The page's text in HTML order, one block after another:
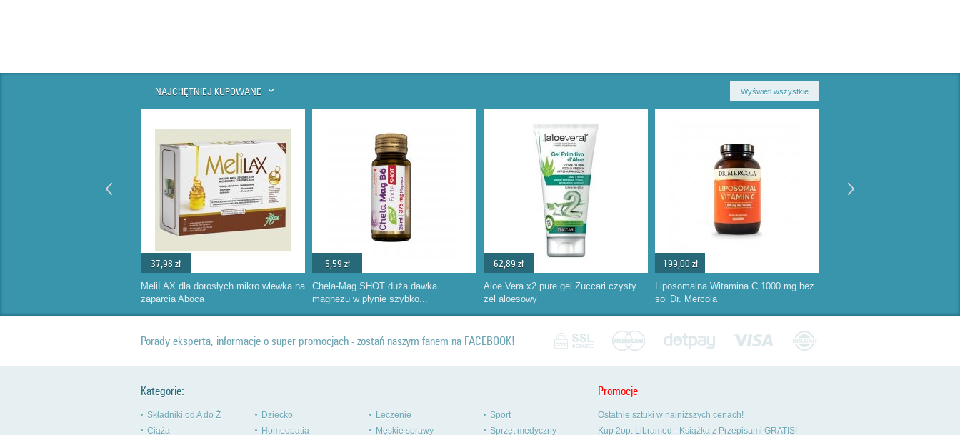
NAJCHĘTNIEJ KUPOWANE Wyświetl wszystkie
37,98 zł
MeliLAX dla dorosłych mikro wlewka na
zaparcia Aboca
5,59 zł
Chela-Mag SHOT duża dawka
magnezu w płynie szybko...
62,89 zł
Aloe Vera x2 pure gel Zuccari czysty
żel aloesowy
199,00 zł
Liposomalna Witamina C 1000 mg bez
soi Dr. Mercola
Porady eksperta, informacje o super promocjach - zostań naszym fanem na FACEBOOK!
Kategorie:
Składniki od A do Ż
Ciąża
Dziecko
Homeopatia
Leczenie
Męskie sprawy
Sport
Sprzęt medyczny
Promocje
Ostatnie sztuki w najniższych cenach!
Kup 2op. Libramed - Książka z Przepisami GRATIS!